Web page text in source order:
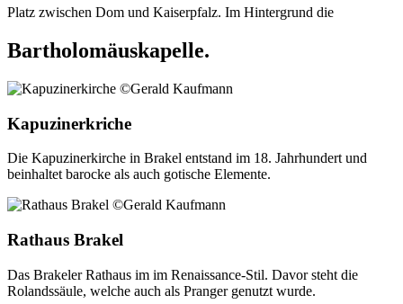
Platz zwischen Dom und Kaiserpfalz. Im Hintergrund die
Bartholomäuskapelle.
Kapuzinerkriche
Die Kapuzinerkirche in Brakel entstand im 18. Jahrhundert und
beinhaltet barocke als auch gotische Elemente.
Rathaus Brakel
Das Brakeler Rathaus im im Renaissance-Stil. Davor steht die
Rolandssäule, welche auch als Pranger genutzt wurde.